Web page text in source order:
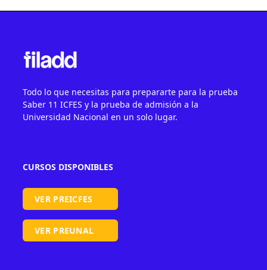
Todo lo que necesitas para prepararte para la prueba
Saber 11 ICFES y la prueba de admisión a la
Universidad Nacional en un solo lugar.
CURSOS DISPONIBLES
VER PREICFES
VER PREUNAL